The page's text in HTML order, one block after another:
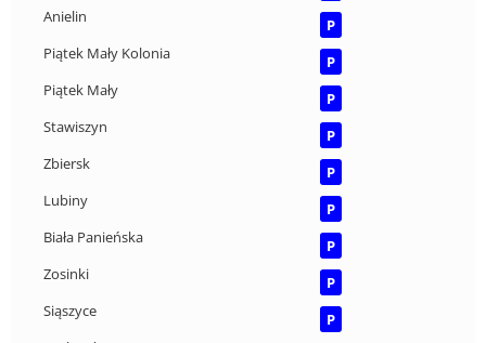
Anielin
P
Piątek Mały Kolonia
P
Piątek Mały
P
Stawiszyn
P
Zbiersk
P
Lubiny
P
Biała Panieńska
P
Zosinki
P
Siąszyce
P